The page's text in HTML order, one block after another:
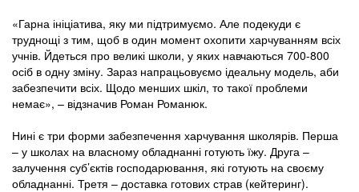
«Гарна ініціатива, яку ми підтримуємо. Але подекуди є
труднощі з тим, щоб в один момент охопити харчуванням всіх
учнів. Йдеться про великі школи, у яких навчаються 700-800
осіб в одну зміну. Зараз напрацьовуємо ідеальну модель, аби
забезпечити всіх. Щодо менших шкіл, то такої проблеми
немає», – відзначив Роман Романюк.
Нині є три форми забезпечення харчування школярів. Перша
– у школах на власному обладнанні готують їжу. Друга –
залучення суб’єктів господарювання, які готують на своєму
обладнанні. Третя – доставка готових страв (кейтеринг).